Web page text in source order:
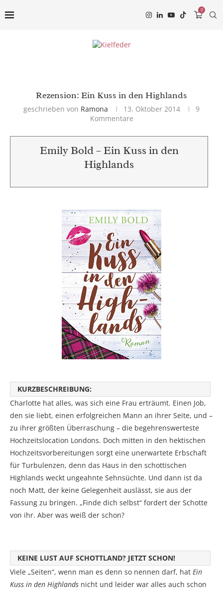
0
Rezension: Ein Kuss in den Highlands
geschrieben von Ramona 13. Oktober 2014
9
Kommentare
Emily Bold – Ein Kuss in den
Highlands
KURZBESCHREIBUNG:
Charlotte hat alles, was sich eine Frau erträumt. Einen Job,
den sie liebt, einen erfolgreichen Mann an ihrer Seite, und –
zu ihrer größten Überraschung – die begehrenswerteste
Hochzeitslocation Londons. Doch mitten in den hektischen
Hochzeitsvorbereitungen sorgt eine unerwartete Erbschaft
für Turbulenzen, denn das Haus in den schottischen
Highlands weckt ungeahnte Sehnsüchte. Und dann ist da
noch Matt, der keine Gelegenheit auslässt, sie aus der
Fassung zu bringen. „Finde dich selbst“ fordert der Schotte
von ihr. Aber was weiß der schon?
KEINE LUST AUF SCHOTTLAND? JETZT SCHON!
Viele „Seiten“, wenn man es denn so nennen darf, hat Ein
Kuss in den Highlands nicht und leider war alles auch schon